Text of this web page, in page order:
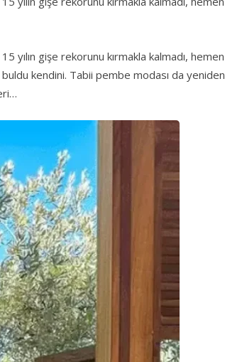
yılın gişe rekorunu kırmakla kalmadı, hemen
kendini. Tabii pembe modası da yeniden